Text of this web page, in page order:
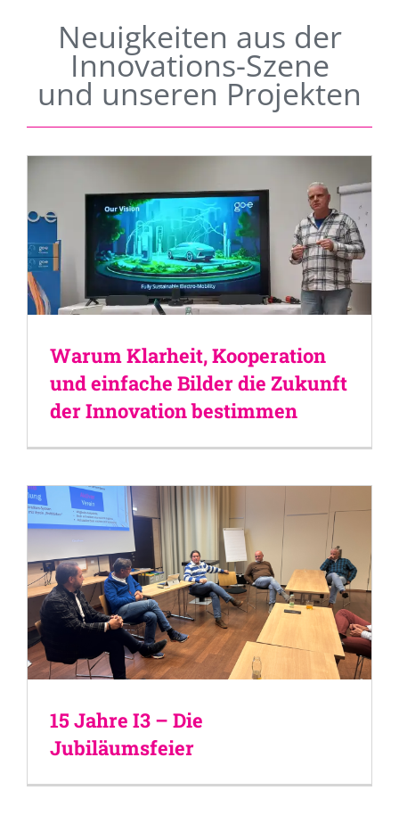
Neuigkeiten aus der
Innovations-Szene
und unseren Projekten
Warum Klarheit, Kooperation
und einfache Bilder die Zukunft
der Innovation bestimmen
15 Jahre I3 – Die
Jubiläumsfeier